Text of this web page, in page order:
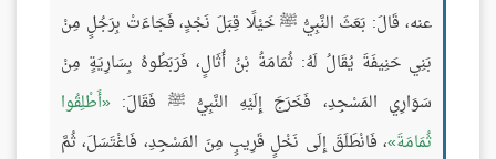
عنه، قَالَ: بَعَثَ النَّبِيُّ ﷺ خَيْلًا قِبَلَ نَجْدٍ، فَجَاءَتْ بِرَجُلٍ مِنْ
بَنِي حَنِيفَةَ يُقَالُ لَهُ: ثُمَامَةُ بْنُ أُثَالٍ، فَرَبَطُوهُ بِسَارِيَةٍ مِنْ
سَوَارِي المَسْجِدِ، فَخَرَجَ إِلَيْهِ النَّبِيُّ ﷺ فَقَالَ:
أَطْلِقُوا
ثُمَامَةَ ، فَانْطَلَقَ إِلَى نَخْلٍ قَرِيبٍ مِنَ المَسْجِدِ، فَاغْتَسَلَ، ثُمَّ